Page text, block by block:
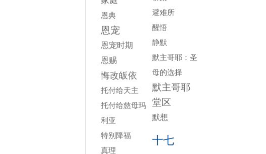
恩典
恩宠
恩宠时期
恩赐
悔改皈依
托付给天主
托付给慈母玛
利亚
特别降福
真理
避难所
醒悟
静默
默主哥耶：圣
母的选择
默主哥耶
堂区
默想
十七